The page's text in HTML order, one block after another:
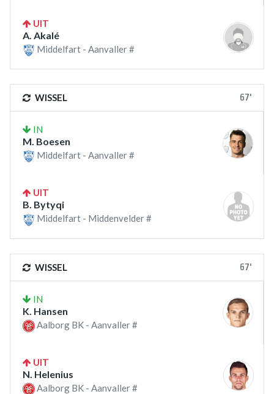
UIT
A. Akalé
Middelfart - Aanvaller #
WISSEL 67'
IN
M. Boesen
Middelfart - Aanvaller #
UIT
B. Bytyqi
Middelfart - Middenvelder #
WISSEL 67'
IN
K. Hansen
Aalborg BK - Aanvaller #
UIT
N. Helenius
Aalborg BK - Aanvaller #